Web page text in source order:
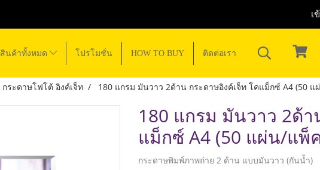
เ
สินค้าทั้งหมด โปรโมชั่น HOW TO BUY ติดต่อเรา
กระดาษโฟโต้ อิงค์เจ็ท 180 แกรม มันวาว 2ด้าน กระดาษอิงค์เจ็ท โคแม็กซ์ A4 (50 แ
180 แกรม มันวาว 2ด้
แม็กซ์ A4 (50 แผ่น/แพ็
กระดาษพิมพ์ภาพถ่าย 2 ด้าน แบบมันวาว (กันน้ำ)